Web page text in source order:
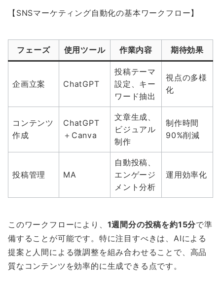
【SNSマーケティング自動化の基本ワークフロー】
フェーズ 使用ツール 作業内容 期待効果
企画立案 ChatGPT
投稿テーマ
設定、キー
ワード抽出
視点の多様
化
コンテンツ
作成
ChatGPT
＋Canva
文章生成、
ビジュアル
制作
制作時間
90%削減
投稿管理 MA
自動投稿、
エンゲージ
メント分析
運用効率化
このワークフローにより、 1週間分の投稿を約15分で準
備することが可能です。特に注目すべきは、AIによる
提案と人間による微調整を組み合わせることで、高品
質なコンテンツを効率的に生成できる点です。